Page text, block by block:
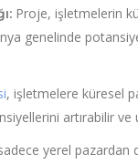
Proje, işletmelerin
genelinde
, işletmelere küresel
artırabilir ve
yerel pazardan